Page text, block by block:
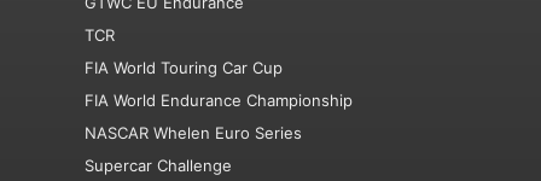
TCR
FIA World Touring Car Cup
FIA World Endurance Championship
NASCAR Whelen Euro Series
Supercar Challenge